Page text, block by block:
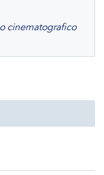
cinematografico